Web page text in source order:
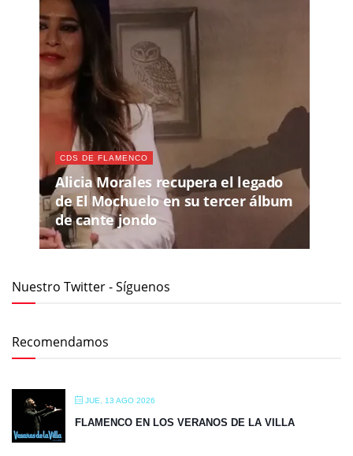
CDS DE FLAMENCO
Alicia Morales recupera el legado
de El Mochuelo en su tercer álbum
de cante jondo
Nuestro Twitter - Síguenos
Recomendamos
JUE, 13 AGO 2026
FLAMENCO EN LOS VERANOS DE LA VILLA